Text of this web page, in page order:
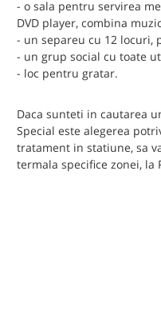
- o sala pentru servirea
DVD player, combina
- un separeu cu 12 locuri,
- un grup social cu toate
- loc pentru gratar.
Daca sunteti in cautarea
Special este alegerea
tratament in statiune, sa
termala specifice zonei,